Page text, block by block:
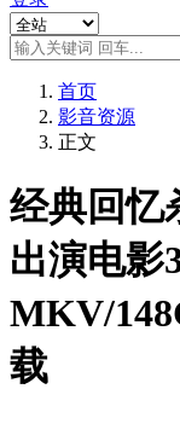
首页
影音资源
正文
经典回忆
出演电影
MKV/
载